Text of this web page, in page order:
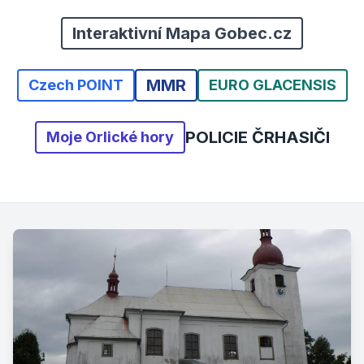
Interaktivní Mapa Gobec.cz
Czech POINT MMR EURO GLACENSIS
Moje Orlické hory POLICIE ČRHASIČI